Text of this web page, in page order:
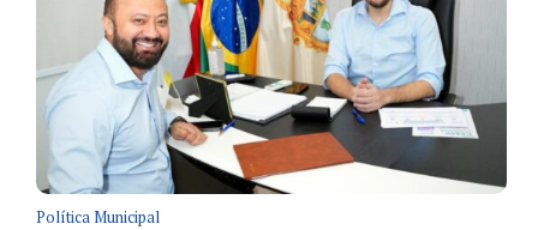
Política Municipal